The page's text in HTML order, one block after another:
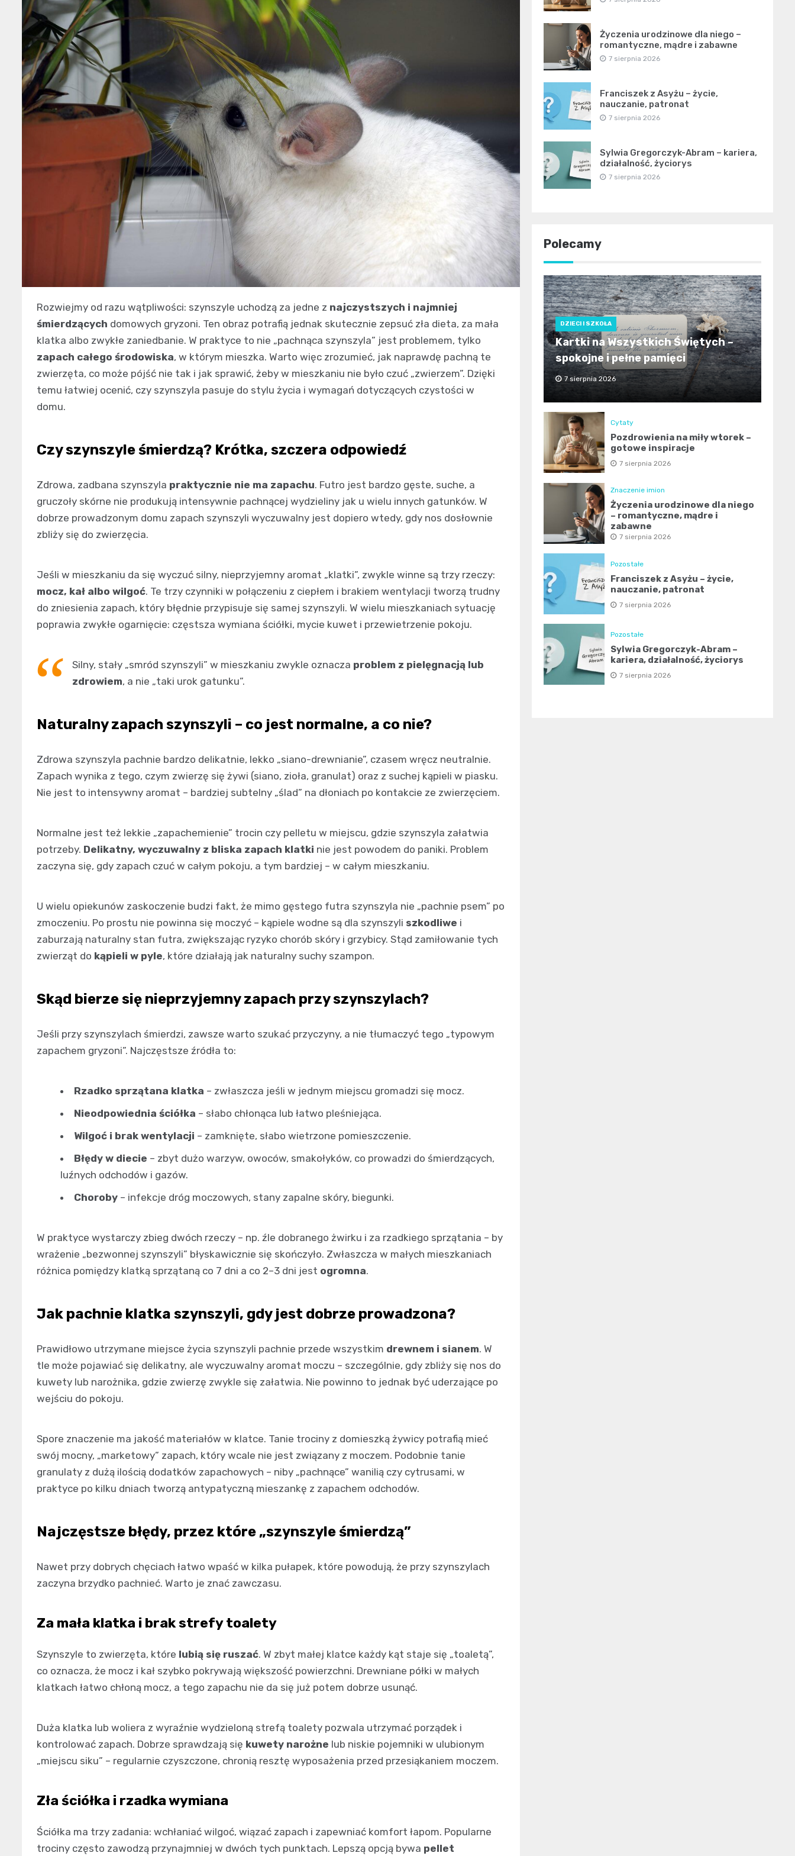
Rozwiejmy od razu wątpliwości: szynszyle uchodzą za jedne z najczystszych i najmniej
śmierdzących domowych gryzoni. Ten obraz potrafią jednak skutecznie zepsuć zła dieta, za mała
klatka albo zwykłe zaniedbanie. W praktyce to nie „pachnąca szynszyla” jest problemem, tylko
zapach całego środowiska, w którym mieszka. Warto więc zrozumieć, jak naprawdę pachną te
zwierzęta, co może pójść nie tak i jak sprawić, żeby w mieszkaniu nie było czuć „zwierzem”. Dzięki
temu łatwiej ocenić, czy szynszyla pasuje do stylu życia i wymagań dotyczących czystości w
domu.
Czy szynszyle śmierdzą? Krótka, szczera odpowiedź
Zdrowa, zadbana szynszyla praktycznie nie ma zapachu. Futro jest bardzo gęste, suche, a
gruczoły skórne nie produkują intensywnie pachnącej wydzieliny jak u wielu innych gatunków. W
dobrze prowadzonym domu zapach szynszyli wyczuwalny jest dopiero wtedy, gdy nos dosłownie
zbliży się do zwierzęcia.
Jeśli w mieszkaniu da się wyczuć silny, nieprzyjemny aromat „klatki”, zwykle winne są trzy rzeczy:
mocz, kał albo wilgoć. Te trzy czynniki w połączeniu z ciepłem i brakiem wentylacji tworzą trudny
do zniesienia zapach, który błędnie przypisuje się samej szynszyli. W wielu mieszkaniach sytuację
poprawia zwykłe ogarnięcie: częstsza wymiana ściółki, mycie kuwet i przewietrzenie pokoju.
Silny, stały „smród szynszyli” w mieszkaniu zwykle oznacza problem z pielęgnacją lub
zdrowiem, a nie „taki urok gatunku”.
Naturalny zapach szynszyli – co jest normalne, a co nie?
Zdrowa szynszyla pachnie bardzo delikatnie, lekko „siano-drewnianie”, czasem wręcz neutralnie.
Zapach wynika z tego, czym zwierzę się żywi (siano, zioła, granulat) oraz z suchej kąpieli w piasku.
Nie jest to intensywny aromat – bardziej subtelny „ślad” na dłoniach po kontakcie ze zwierzęciem.
Normalne jest też lekkie „zapachemienie” trocin czy pelletu w miejscu, gdzie szynszyla załatwia
potrzeby. Delikatny, wyczuwalny z bliska zapach klatki nie jest powodem do paniki. Problem
zaczyna się, gdy zapach czuć w całym pokoju, a tym bardziej – w całym mieszkaniu.
U wielu opiekunów zaskoczenie budzi fakt, że mimo gęstego futra szynszyla nie „pachnie psem” po
zmoczeniu. Po prostu nie powinna się moczyć – kąpiele wodne są dla szynszyli szkodliwe i
zaburzają naturalny stan futra, zwiększając ryzyko chorób skóry i grzybicy. Stąd zamiłowanie tych
zwierząt do kąpieli w pyle, które działają jak naturalny suchy szampon.
Skąd bierze się nieprzyjemny zapach przy szynszylach?
Jeśli przy szynszylach śmierdzi, zawsze warto szukać przyczyny, a nie tłumaczyć tego „typowym
zapachem gryzoni”. Najczęstsze źródła to:
Rzadko sprzątana klatka – zwłaszcza jeśli w jednym miejscu gromadzi się mocz.
Nieodpowiednia ściółka – słabo chłonąca lub łatwo pleśniejąca.
Wilgoć i brak wentylacji – zamknięte, słabo wietrzone pomieszczenie.
Błędy w diecie – zbyt dużo warzyw, owoców, smakołyków, co prowadzi do śmierdzących,
luźnych odchodów i gazów.
Choroby – infekcje dróg moczowych, stany zapalne skóry, biegunki.
W praktyce wystarczy zbieg dwóch rzeczy – np. źle dobranego żwirku i za rzadkiego sprzątania – by
wrażenie „bezwonnej szynszyli” błyskawicznie się skończyło. Zwłaszcza w małych mieszkaniach
różnica pomiędzy klatką sprzątaną co 7 dni a co 2–3 dni jest ogromna.
Jak pachnie klatka szynszyli, gdy jest dobrze prowadzona?
Prawidłowo utrzymane miejsce życia szynszyli pachnie przede wszystkim drewnem i sianem. W
tle może pojawiać się delikatny, ale wyczuwalny aromat moczu – szczególnie, gdy zbliży się nos do
kuwety lub narożnika, gdzie zwierzę zwykle się załatwia. Nie powinno to jednak być uderzające po
wejściu do pokoju.
Spore znaczenie ma jakość materiałów w klatce. Tanie trociny z domieszką żywicy potrafią mieć
swój mocny, „marketowy” zapach, który wcale nie jest związany z moczem. Podobnie tanie
granulaty z dużą ilością dodatków zapachowych – niby „pachnące” wanilią czy cytrusami, w
praktyce po kilku dniach tworzą antypatyczną mieszankę z zapachem odchodów.
Najczęstsze błędy, przez które „szynszyle śmierdzą”
Nawet przy dobrych chęciach łatwo wpaść w kilka pułapek, które powodują, że przy szynszylach
zaczyna brzydko pachnieć. Warto je znać zawczasu.
Za mała klatka i brak strefy toalety
Szynszyle to zwierzęta, które lubią się ruszać. W zbyt małej klatce każdy kąt staje się „toaletą”,
co oznacza, że mocz i kał szybko pokrywają większość powierzchni. Drewniane półki w małych
klatkach łatwo chłoną mocz, a tego zapachu nie da się już potem dobrze usunąć.
Duża klatka lub woliera z wyraźnie wydzieloną strefą toalety pozwala utrzymać porządek i
kontrolować zapach. Dobrze sprawdzają się kuwety narożne lub niskie pojemniki w ulubionym
„miejscu siku” – regularnie czyszczone, chronią resztę wyposażenia przed przesiąkaniem moczem.
Zła ściółka i rzadka wymiana
Ściółka ma trzy zadania: wchłaniać wilgoć, wiązać zapach i zapewniać komfort łapom. Popularne
trociny często zawodzą przynajmniej w dwóch tych punktach. Lepszą opcją bywa pellet
Życzenia urodzinowe dla niego –
romantyczne, mądre i zabawne
7 sierpnia 2026
Franciszek z Asyżu – życie,
nauczanie, patronat
7 sierpnia 2026
Sylwia Gregorczyk-Abram – kariera,
działalność, życiorys
7 sierpnia 2026
Polecamy
DZIECI I SZKOŁA
Kartki na Wszystkich Świętych –
spokojne i pełne pamięci
7 sierpnia 2026
Cytaty
Pozdrowienia na miły wtorek –
gotowe inspiracje
7 sierpnia 2026
Znaczenie imion
Życzenia urodzinowe dla niego
– romantyczne, mądre i
zabawne
7 sierpnia 2026
Pozostałe
Franciszek z Asyżu – życie,
nauczanie, patronat
7 sierpnia 2026
Pozostałe
Sylwia Gregorczyk-Abram –
kariera, działalność, życiorys
7 sierpnia 2026